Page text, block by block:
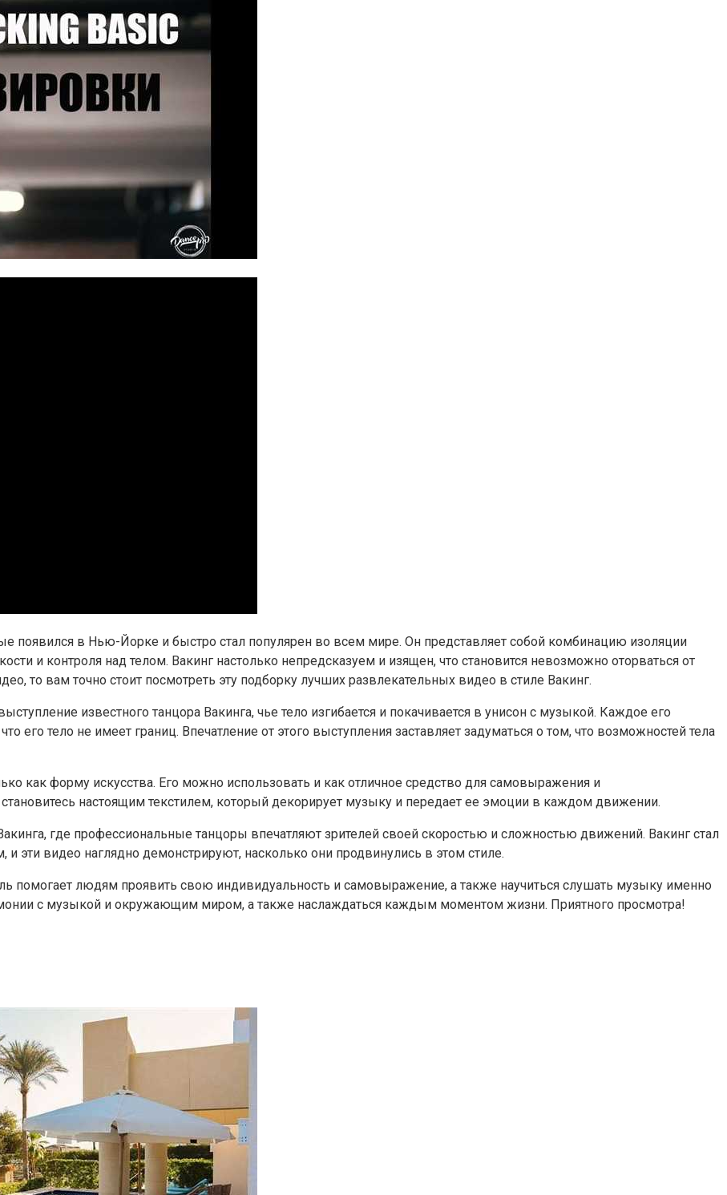
появился в Нью-Йорке и быстро стал популярен во всем мире. Он представляет собой комбинацию изоляции
и контроля над телом. Вакинг настолько непредсказуем и изящен, что становится невозможно оторваться от
то вам точно стоит посмотреть эту подборку лучших развлекательных видео в стиле Вакинг.
известного танцора Вакинга, чье тело изгибается и покачивается в унисон с музыкой. Каждое его
его тело не имеет границ. Впечатление от этого выступления заставляет задуматься о том, что возможностей тела
как форму искусства. Его можно использовать и как отличное средство для самовыражения и
настоящим текстилем, который декорирует музыку и передает ее эмоции в каждом движении.
где профессиональные танцоры впечатляют зрителей своей скоростью и сложностью движений. Вакинг стал
эти видео наглядно демонстрируют, насколько они продвинулись в этом стиле.
помогает людям проявить свою индивидуальность и самовыражение, а также научиться слушать музыку именно
с музыкой и окружающим миром, а также наслаждаться каждым моментом жизни. Приятного просмотра!